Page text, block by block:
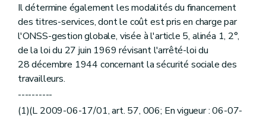
Il détermine également les modalités du financement
des titres-services, dont le coût est pris en charge par
l'ONSS-gestion globale, visée à l'article 5, alinéa 1, 2°,
de la loi du 27 juin 1969 révisant l'arrêté-loi du
28 décembre 1944 concernant la sécurité sociale des
travailleurs.
----------
(1)(L 2009-06-17/01, art. 57, 006; En vigueur : 06-07-